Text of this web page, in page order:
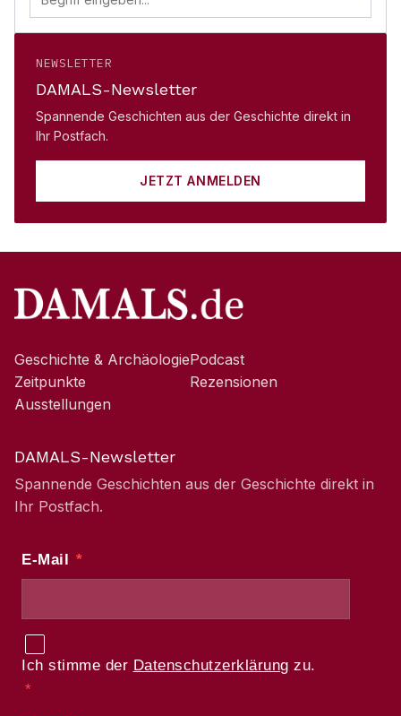
NEWSLETTER
DAMALS-Newsletter
Spannende Geschichten aus der Geschichte direkt in
Ihr Postfach.
JETZT ANMELDEN
Geschichte & Archäologie
Zeitpunkte
Ausstellungen
Podcast
Rezensionen
DAMALS-Newsletter
Spannende Geschichten aus der Geschichte direkt in
Ihr Postfach.